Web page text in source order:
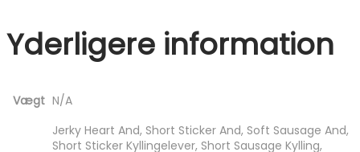
Yderligere information
Vægt N/A
Jerky Heart And, Short Sticker And, Soft Sausage And,
Short Sticker Kyllingelever, Short Sausage Kylling,